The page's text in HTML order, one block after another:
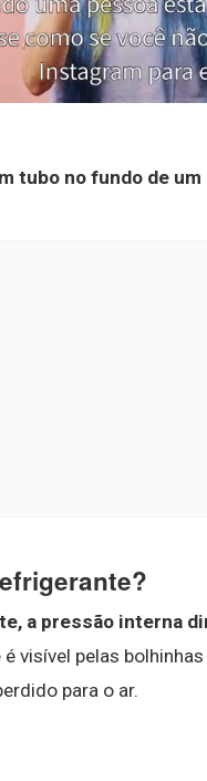
tubo no fundo de
a pressão interna
visível pelas
para o ar.